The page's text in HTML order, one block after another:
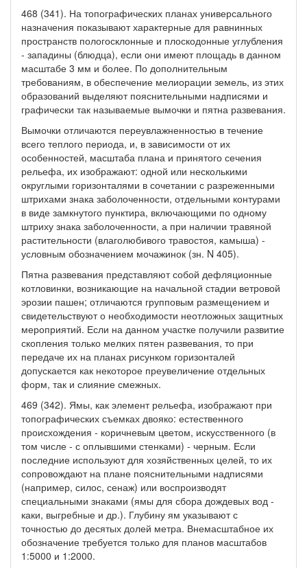
468 (341). На топографических планах универсального
назначения показывают характерные для равнинных
пространств пологосклонные и плоскодонные углубления
- западины (блюдца), если они имеют площадь в данном
масштабе 3 мм и более. По дополнительным
требованиям, в обеспечение мелиорации земель, из этих
образований выделяют пояснительными надписями и
графически так называемые вымочки и пятна развевания.
Вымочки отличаются переувлажненностью в течение
всего теплого периода, и, в зависимости от их
особенностей, масштаба плана и принятого сечения
рельефа, их изображают: одной или несколькими
округлыми горизонталями в сочетании с разреженными
штрихами знака заболоченности, отдельными контурами
в виде замкнутого пунктира, включающими по одному
штриху знака заболоченности, а при наличии травяной
растительности (влаголюбивого травостоя, камыша) -
условным обозначением мочажинок (зн. N 405).
Пятна развевания представляют собой дефляционные
котловинки, возникающие на начальной стадии ветровой
эрозии пашен; отличаются групповым размещением и
свидетельствуют о необходимости неотложных защитных
мероприятий. Если на данном участке получили развитие
скопления только мелких пятен развевания, то при
передаче их на планах рисунком горизонталей
допускается как некоторое преувеличение отдельных
форм, так и слияние смежных.
469 (342). Ямы, как элемент рельефа, изображают при
топографических съемках двояко: естественного
происхождения - коричневым цветом, искусственного (в
том числе - с оплывшими стенками) - черным. Если
последние используют для хозяйственных целей, то их
сопровождают на плане пояснительными надписями
(например, силос, сенаж) или воспроизводят
специальными знаками (ямы для сбора дождевых вод -
каки, выгребные и др.). Глубину ям указывают с
точностью до десятых долей метра. Внемасштабное их
обозначение требуется только для планов масштабов
1:5000 и 1:2000.